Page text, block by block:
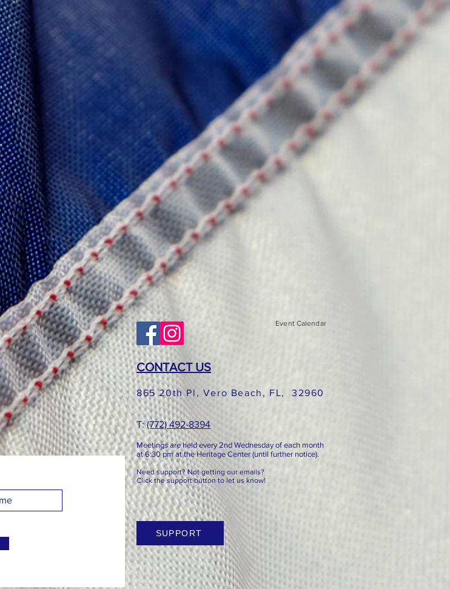
Event Calendar
CONTACT US
865 20th Pl, Vero Beach, FL, 32960
T: ​​(772) 492-8394
Meetings are held every 2nd Wednesday of each month
at 6:30 pm at the Heritage Center (until further notice).
Need support? Not getting our emails?
Click the support button to let us know!
SUPPORT